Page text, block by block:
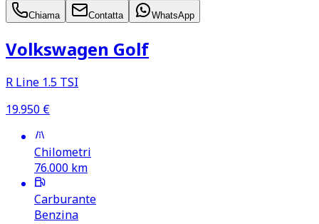
Chiama Contatta WhatsApp
Volkswagen Golf
R Line 1.5 TSI
19.950 €
Chilometri
76.000 km
Carburante
Benzina